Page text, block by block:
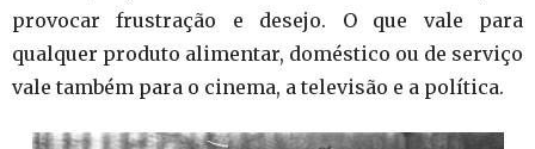
provocar frustração e desejo. O que vale para
qualquer produto alimentar, doméstico ou de serviço
vale também para o cinema, a televisão e a política.